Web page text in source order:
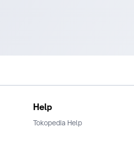
Help
Tokopedia Help